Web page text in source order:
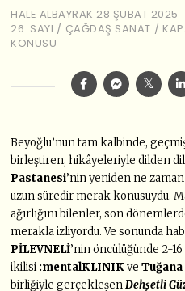
HALE ALBAYRAK 28 ŞUBAT 2025
26. SAYI / ÇAĞDAŞ SANAT /
KONUSU
Beyoğlu’nun tam kalbinde,
birleştiren, hikâyeleriyle dilden
Pastanesi’nin yeniden ne zaman
uzun süredir merak konusuydu.
ağırlığını bilenler, son
merakla izliyordu. Ve sonunda
PİLEVNELİ’nin öncülüğünde 2-
ikilisi :mentalKLINIKveTuğana
birliğiyle gerçekleşenDehşetli